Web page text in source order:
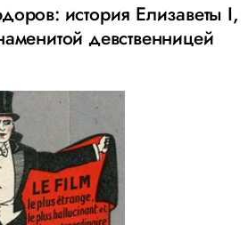
история Елизаветы I,
девственницей